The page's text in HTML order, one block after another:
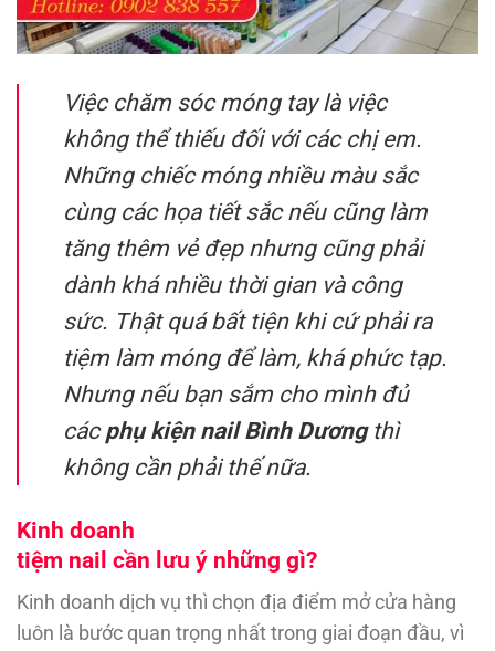
Việc chăm sóc móng tay là việc
không thể thiếu đối với các chị em.
Những chiếc móng nhiều màu sắc
cùng các họa tiết sắc nếu cũng làm
tăng thêm vẻ đẹp nhưng cũng phải
dành khá nhiều thời gian và công
sức. Thật quá bất tiện khi cứ phải ra
tiệm làm móng để làm, khá phức tạp.
Nhưng nếu bạn sắm cho mình đủ
cácphụ kiện nail Bình Dươngthì
không cần phải thế nữa.
Kinh doanh
tiệm nail cần lưu ý những gì?
Kinh doanh dịch vụ thì chọn địa điểm mở cửa hàng
luôn là bước quan trọng nhất trong giai đoạn đầu, vì